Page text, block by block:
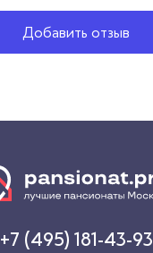
Добавить отзыв
+7 (495) 181-43-93